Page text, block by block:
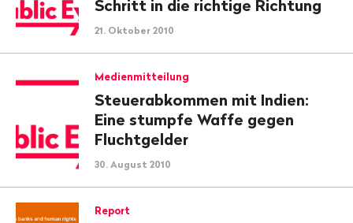
Schritt in die richtige Richtung
21. Oktober 2010
Medienmitteilung
Steuerabkommen mit Indien:
Eine stumpfe Waffe gegen
Fluchtgelder
30. August 2010
Report